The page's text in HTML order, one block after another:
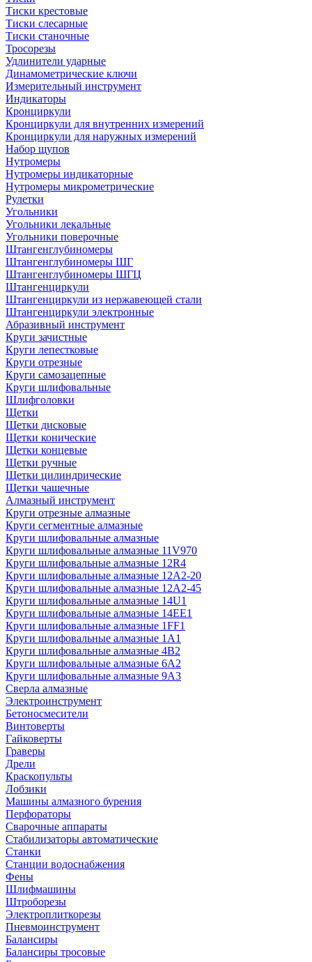
Тиски крестовые
Тиски слесарные
Тиски станочные
Тросорезы
Удлинители ударные
Динамометрические ключи
Измерительный инструмент
Индикаторы
Кронциркули
Кронциркули для внутренних измерений
Кронциркули для наружных измерений
Набор щупов
Нутромеры
Нутромеры индикаторные
Нутромеры микрометрические
Рулетки
Угольники
Угольники лекальные
Угольники поверочные
Штангенглубиномеры
Штангенглубиномеры ШГ
Штангенглубиномеры ШГЦ
Штангенциркули
Штангенциркули из нержавеющей стали
Штангенциркули электронные
Абразивный инструмент
Круги зачистные
Круги лепестковые
Круги отрезные
Круги самозацепные
Круги шлифовальные
Шлифголовки
Щетки
Щетки дисковые
Щетки конические
Щетки концевые
Щетки ручные
Щетки цилиндрические
Щетки чашечные
Алмазный инструмент
Круги отрезные алмазные
Круги сегментные алмазные
Круги шлифовальные алмазные
Круги шлифовальные алмазные 11V970
Круги шлифовальные алмазные 12R4
Круги шлифовальные алмазные 12А2-20
Круги шлифовальные алмазные 12А2-45
Круги шлифовальные алмазные 14U1
Круги шлифовальные алмазные 14ЕЕ1
Круги шлифовальные алмазные 1FF1
Круги шлифовальные алмазные 1А1
Круги шлифовальные алмазные 4В2
Круги шлифовальные алмазные 6A2
Круги шлифовальные алмазные 9А3
Сверла алмазные
Электроинструмент
Бетоносмесители
Винтоверты
Гайковерты
Граверы
Дрели
Краскопульты
Лобзики
Машины алмазного бурения
Перфораторы
Сварочные аппараты
Стабилизаторы автоматические
Станки
Станции водоснабжения
Фены
Шлифмашины
Штроборезы
Электроплиткорезы
Пневмоинструмент
Балансиры
Балансиры тросовые